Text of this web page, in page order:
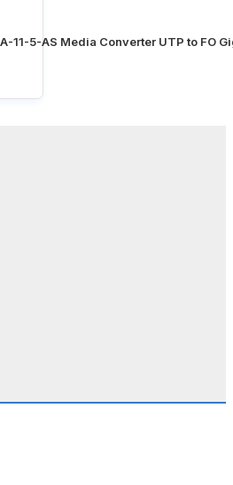
11-5-AS Media Converter UTP to FO